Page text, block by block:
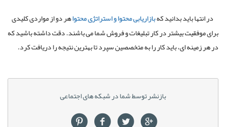
در انتها باید بدانید کهبازاریابی محتوا و استراتژی محتواهر دو از مواردی کلیدی
برای موفقیت بیشتر در کار تبلیغات و فروش شما می باشند. دقت داشته باشید که
در هر زمینه ای، باید کار را به متخصصین سپرد تا بهترین نتیجه را دریافت کرد.
بازنشر توسط شما در شبکه های اجتماعی